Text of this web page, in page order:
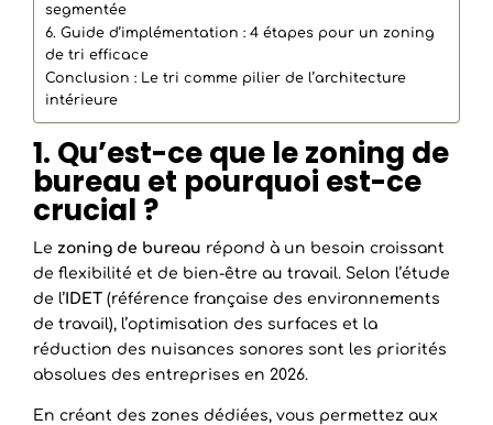
segmentée
6. Guide d’implémentation : 4 étapes pour un zoning
de tri efficace
Conclusion : Le tri comme pilier de l’architecture
intérieure
1. Qu’est-ce que le zoning de
bureau et pourquoi est-ce
crucial ?
Le zoning de bureau répond à un besoin croissant
de flexibilité et de bien-être au travail. Selon l’étude
de l’ IDET (référence française des environnements
de travail), l’optimisation des surfaces et la
réduction des nuisances sonores sont les priorités
absolues des entreprises en 2026.
En créant des zones dédiées, vous permettez aux